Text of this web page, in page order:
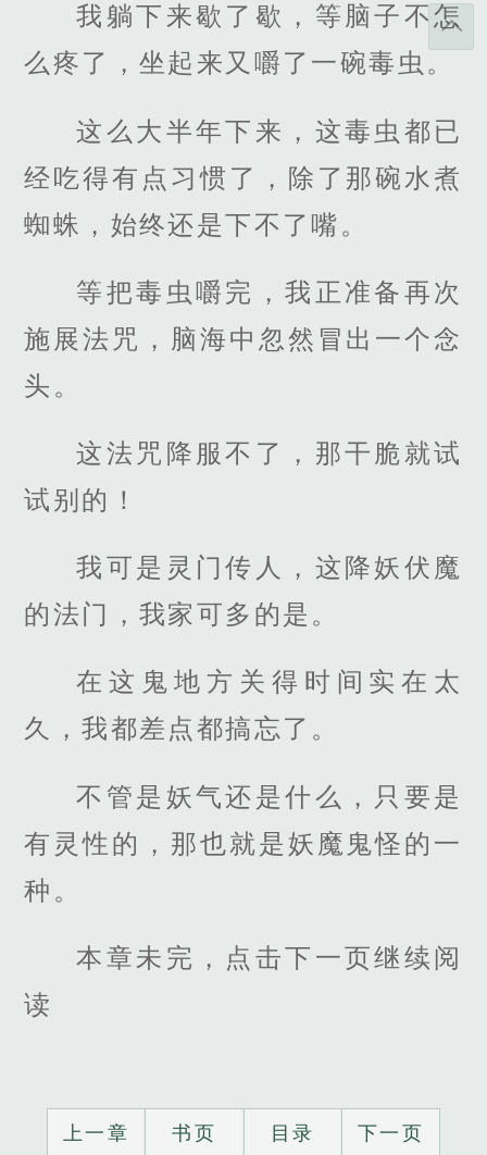
我躺下来歇了歇，等脑子不怎
么疼了，坐起来又嚼了一碗毒虫。
这么大半年下来，这毒虫都已
经吃得有点习惯了，除了那碗水煮
蜘蛛，始终还是下不了嘴。
等把毒虫嚼完，我正准备再次
施展法咒，脑海中忽然冒出一个念
头。
这法咒降服不了，那干脆就试
试别的！
我可是灵门传人，这降妖伏魔
的法门，我家可多的是。
在这鬼地方关得时间实在太
久，我都差点都搞忘了。
不管是妖气还是什么，只要是
有灵性的，那也就是妖魔鬼怪的一
种。
本章未完，点击下一页继续阅
读
上一章 书页 目录 下一页